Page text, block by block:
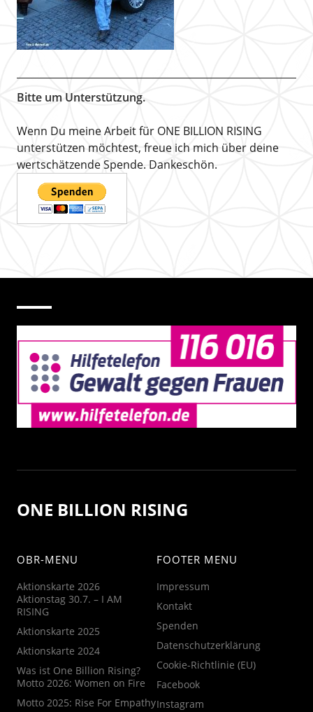
Bitte um Unterstützung.
Wenn Du meine Arbeit für ONE BILLION RISING
unterstützen möchtest, freue ich mich über deine
wertschätzende Spende. Dankeschön.
ONE BILLION RISING
OBR-MENU
Aktionskarte 2026
Aktionstag 30.7. – I AM
RISING
Aktionskarte 2025
Aktionskarte 2024
Was ist One Billion Rising?
Motto 2026: Women on Fire
Motto 2025: Rise For Empathy
FOOTER MENU
Impressum
Kontakt
Spenden
Datenschutzerklärung
Cookie-Richtlinie (EU)
Facebook
Instagram